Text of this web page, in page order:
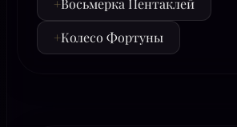
+Восьмерка Пентаклей
+Колесо Фортуны